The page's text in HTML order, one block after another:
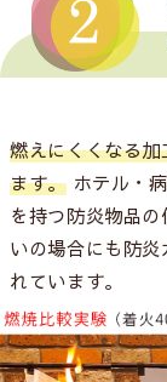
燃えにくくなる
ます。ホテル・
を持つ防炎物品
いの場合にも防
れています。